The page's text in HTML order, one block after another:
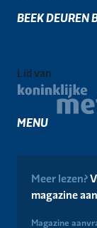
MENU
BEEK DEUREN
Lid van
Meer lezen?
magazine aan
Magazine